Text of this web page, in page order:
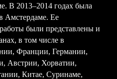
В 2013–2014 годах была
Амстердаме. Ее
были представлены и
в том числе в
Франции, Германии,
Австрии, Хорватии,
Китае, Суринаме,